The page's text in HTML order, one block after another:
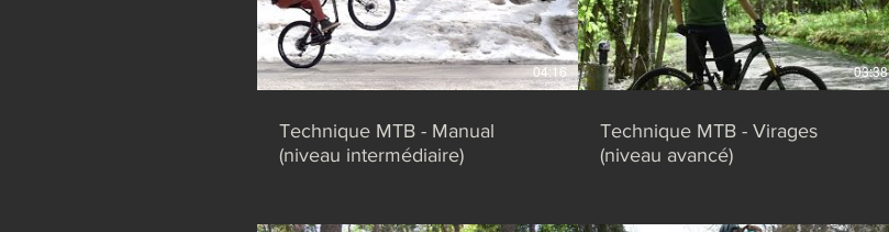
04:16
Technique MTB - Manual
(niveau intermédiaire)
03:38
Technique MTB - Virages
(niveau avancé)